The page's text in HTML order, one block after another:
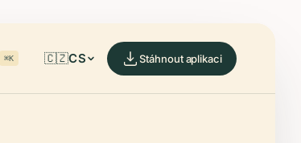
⌘K 🇨🇿CS Stáhnout aplikaci